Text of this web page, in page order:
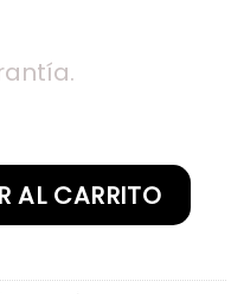
XS Blanco
AL CARRITO